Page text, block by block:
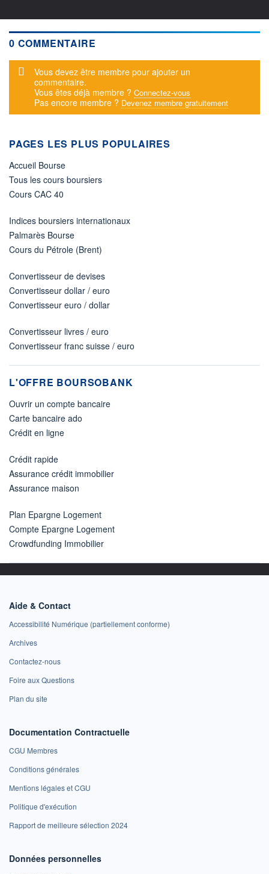
0 COMMENTAIRE
Message d'alerte
Vous devez être membre pour ajouter un
commentaire.
Vous êtes déjà membre ? Connectez-vous
Pas encore membre ? Devenez membre gratuitement
PAGES LES PLUS POPULAIRES
Accueil Bourse
Tous les cours boursiers
Cours CAC 40
Indices boursiers internationaux
Palmarès Bourse
Cours du Pétrole (Brent)
Convertisseur de devises
Convertisseur dollar / euro
Convertisseur euro / dollar
Convertisseur livres / euro
Convertisseur franc suisse / euro
L'OFFRE BOURSOBANK
Ouvrir un compte bancaire
Carte bancaire ado
Crédit en ligne
Crédit rapide
Assurance crédit immobilier
Assurance maison
Plan Epargne Logement
Compte Epargne Logement
Crowdfunding Immobilier
Aide & Contact
Accessibilité Numérique (partiellement conforme)
Archives
Contactez-nous
Foire aux Questions
Plan du site
Documentation Contractuelle
CGU Membres
Conditions générales
Mentions légales et CGU
Politique d'exécution
Rapport de meilleure sélection 2024
Données personnelles